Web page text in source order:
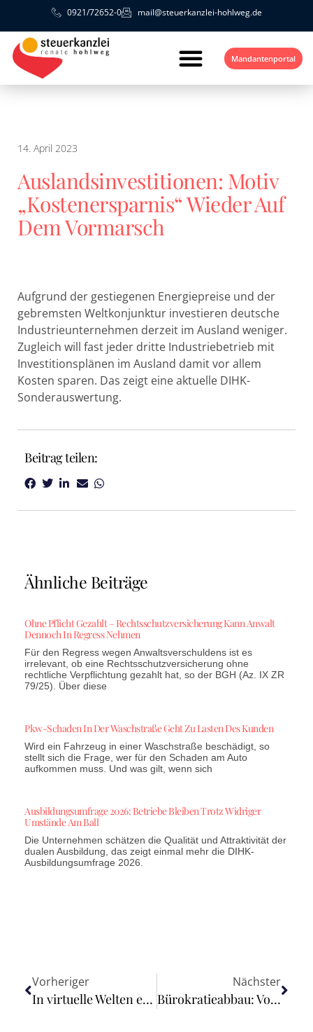
0921/72652-0 mail@steuerkanzlei-hohlweg.de
Mandantenportal
14. April 2023
Auslandsinvestitionen: Motiv
„Kostenersparnis“ Wieder Auf
Dem Vormarsch
Aufgrund der gestiegenen Energiepreise und der
gebremsten Weltkonjunktur investieren deutsche
Industrieunternehmen derzeit im Ausland weniger.
Zugleich will fast jeder dritte Industriebetrieb mit
Investitionsplänen im Ausland damit vor allem
Kosten sparen. Das zeigt eine aktuelle DIHK-
Sonderauswertung.
Beitrag teilen:
Ähnliche Beiträge
Ohne Pflicht Gezahlt – Rechtsschutzversicherung Kann Anwalt
Dennoch In Regress Nehmen
Für den Regress wegen Anwaltsverschuldens ist es
irrelevant, ob eine Rechtsschutzversicherung ohne
rechtliche Verpflichtung gezahlt hat, so der BGH (Az. IX ZR
79/25). Über diese
Pkw-Schaden In Der Waschstraße Geht Zu Lasten Des Kunden
Wird ein Fahrzeug in einer Waschstraße beschädigt, so
stellt sich die Frage, wer für den Schaden am Auto
aufkommen muss. Und was gilt, wenn sich
Ausbildungsumfrage 2026: Betriebe Bleiben Trotz Widriger
Umstände Am Ball
Die Unternehmen schätzen die Qualität und Attraktivität der
dualen Ausbildung, das zeigt einmal mehr die DIHK-
Ausbildungsumfrage 2026.
Vorheriger
In virtuelle Welten eintauchen – BMWK schafft neuen Ausbildungsberuf „Gestalterinnen und Gestalter für immersive Medien“
Nächster
Bürokratieabbau: Vorschläge aus den Verbänden liegen vor